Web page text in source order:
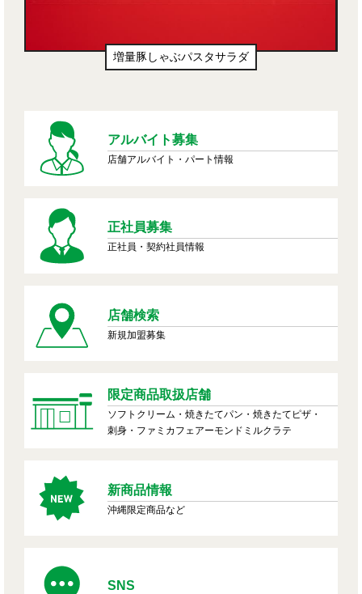
増量豚しゃぶパスタサラダ
アルバイト募集
店舗アルバイト・パート情報
正社員募集
正社員・契約社員情報
店舗検索
新規加盟募集
限定商品取扱店舗
ソフトクリーム・焼きたてパン・焼きたてピザ・
刺身・ファミカフェアーモンドミルクラテ
新商品情報
沖縄限定商品など
SNS